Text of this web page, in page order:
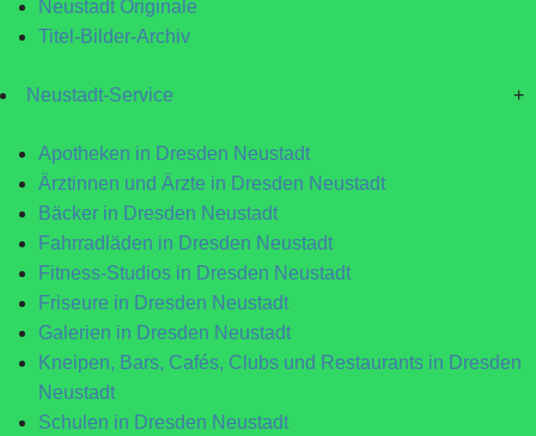
Neustadt Originale
Titel-Bilder-Archiv
Neustadt-Service +
Apotheken in Dresden Neustadt
Ärztinnen und Ärzte in Dresden Neustadt
Bäcker in Dresden Neustadt
Fahrradläden in Dresden Neustadt
Fitness-Studios in Dresden Neustadt
Friseure in Dresden Neustadt
Galerien in Dresden Neustadt
Kneipen, Bars, Cafés, Clubs und Restaurants in Dresden
Neustadt
Schulen in Dresden Neustadt